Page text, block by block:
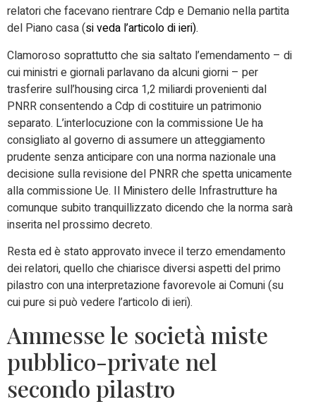
relatori che facevano rientrare Cdp e Demanio nella partita
del Piano casa (si veda l’articolo di ieri).
Clamoroso soprattutto che sia saltato l’emendamento – di
cui ministri e giornali parlavano da alcuni giorni – per
trasferire sull’housing circa 1,2 miliardi provenienti dal
PNRR consentendo a Cdp di costituire un patrimonio
separato. L’interlocuzione con la commissione Ue ha
consigliato al governo di assumere un atteggiamento
prudente senza anticipare con una norma nazionale una
decisione sulla revisione del PNRR che spetta unicamente
alla commissione Ue. Il Ministero delle Infrastrutture ha
comunque subito tranquillizzato dicendo che la norma sarà
inserita nel prossimo decreto.
Resta ed è stato approvato invece il terzo emendamento
dei relatori, quello che chiarisce diversi aspetti del primo
pilastro con una interpretazione favorevole ai Comuni (su
cui pure si può vedere l’articolo di ieri).
Ammesse le società miste
pubblico-private nel
secondo pilastro